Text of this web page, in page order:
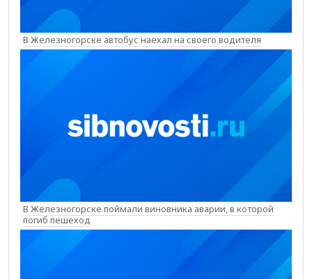
В Железногорске автобус наехал на своего водителя
В Железногорске поймали виновника аварии, в которой
погиб пешеход